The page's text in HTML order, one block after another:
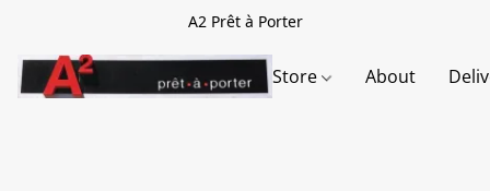
A2 Prêt à Porter
Store About